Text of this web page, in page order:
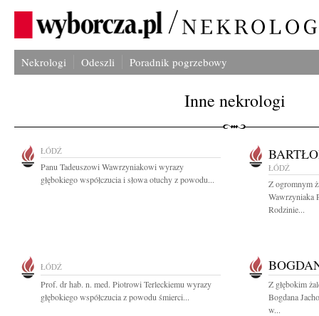
Nekrologi Odeszli Poradnik pogrzebowy
Inne nekrologi
ŁÓDŹ
Panu Tadeuszowi Wawrzyniakowi wyrazy
głębokiego współczucia i słowa otuchy z powodu...
ŁÓDŹ
Z ogromnym
Wawrzyniaka
Rodzinie...
ŁÓDŹ
Prof. dr hab. n. med. Piotrowi Terleckiemu wyrazy
głębokiego współczucia z powodu śmierci...
Z głębokim
Bogdana
w...